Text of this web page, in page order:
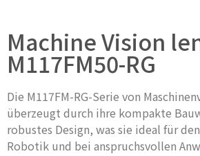
Machine Vision
M117FM50-RG
Die M117FM-RG-Serie von
überzeugt durch ihre kompakte
robustes Design, was sie ideal für
Robotik und bei anspruchsvollen